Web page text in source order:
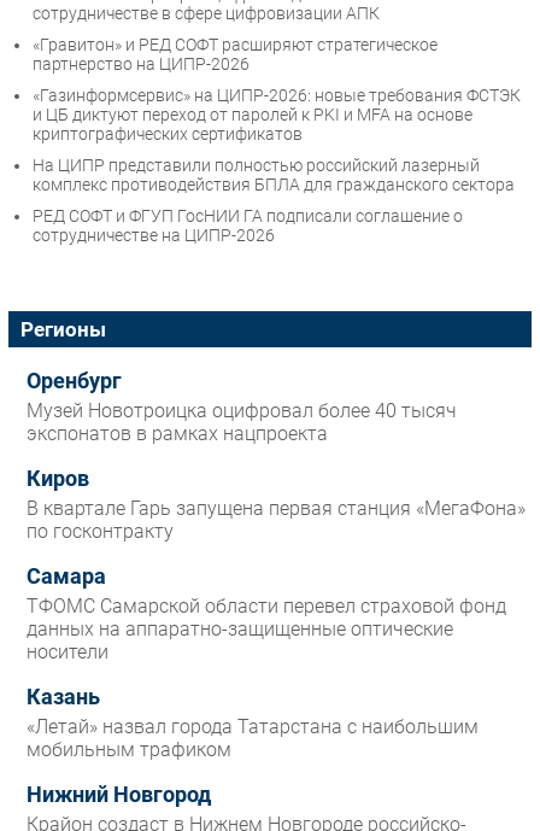
сотрудничестве в сфере цифровизации АПК
«Гравитон» и РЕД СОФТ расширяют стратегическое
партнерство на ЦИПР-2026
«Газинформсервис» на ЦИПР-2026: новые требования ФСТЭК
и ЦБ диктуют переход от паролей к PKI и MFA на основе
криптографических сертификатов
На ЦИПР представили полностью российский лазерный
комплекс противодействия БПЛА для гражданского сектора
РЕД СОФТ и ФГУП ГосНИИ ГА подписали соглашение о
сотрудничестве на ЦИПР-2026
Регионы
Оренбург
Музей Новотроицка оцифровал более 40 тысяч
экспонатов в рамках нацпроекта
Киров
В квартале Гарь запущена первая станция «МегаФона»
по госконтракту
Самара
ТФОМС Самарской области перевел страховой фонд
данных на аппаратно-защищенные оптические
носители
Казань
«Летай» назвал города Татарстана с наибольшим
мобильным трафиком
Нижний Новгород
Крайон создаст в Нижнем Новгороде российско-